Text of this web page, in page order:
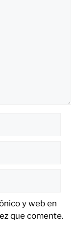
y web en
que comente.